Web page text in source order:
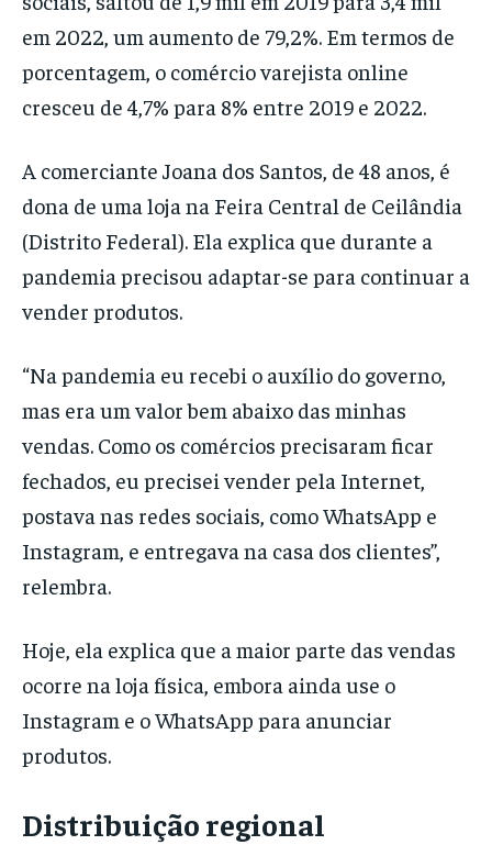
em 2022, um aumento de 79,2%. Em termos de
porcentagem, o comércio varejista online
cresceu de 4,7% para 8% entre 2019 e 2022.
A comerciante Joana dos Santos, de 48 anos, é
dona de uma loja na Feira Central de Ceilândia
(Distrito Federal). Ela explica que durante a
pandemia precisou adaptar-se para continuar a
vender produtos.
“Na pandemia eu recebi o auxílio do governo,
mas era um valor bem abaixo das minhas
vendas. Como os comércios precisaram ficar
fechados, eu precisei vender pela Internet,
postava nas redes sociais, como WhatsApp e
Instagram, e entregava na casa dos clientes”,
relembra.
Hoje, ela explica que a maior parte das vendas
ocorre na loja física, embora ainda use o
Instagram e o WhatsApp para anunciar
produtos.
Distribuição regional